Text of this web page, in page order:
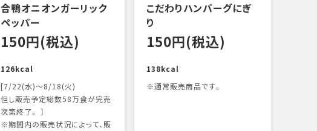
合鴨オニオンガーリック
ペッパー
150円(税込)
126kcal
[7/22(水)～8/18(火)
但し販売予定総数58万食が完売
次第終了。 ］
※期間内の販売状況によって、販
こだわりハンバーグにぎ
り
150円(税込)
138kcal
※通常販売商品です。